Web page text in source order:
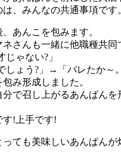
、みんなの共通事項です
あんこを包みます。
さんも一緒に他職種共同
じゃない?」
しょう?」→「バレたか～
み形成しました。
分で召し上がるあんぱんを
す!上手です!
ても美味しいあんぱんが